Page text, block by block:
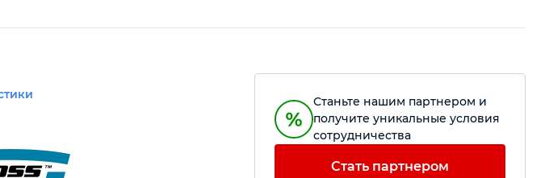
Станьте нашим партнером и
получите уникальные условия
сотрудничества
Стать партнером